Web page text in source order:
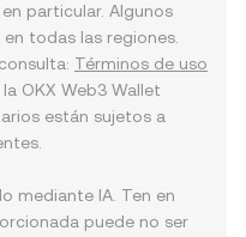
particular. Algunos
todas las regiones.
Términos de uso
la OKX Web3 Wallet
están sujetos a
mediante IA. Ten en
puede no ser